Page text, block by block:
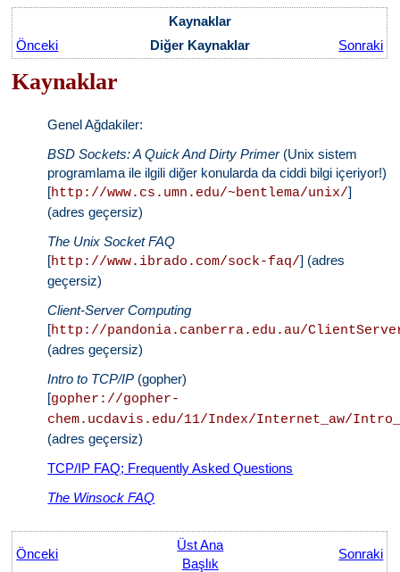
Kaynaklar
Önceki
Diğer Kaynaklar Sonraki
Kaynaklar
Genel Ağdakiler:
BSD Sockets: A Quick And Dirty Primer(Unix sistem
programlama ile ilgili diğer konularda da ciddi bilgi içeriyor!)
[http://www.cs.umn.edu/~bentlema/unix/]
(adres geçersiz)
The Unix Socket FAQ
[http://www.ibrado.com/sock-faq/] (adres
geçersiz)
Client-Server Computing
[http://pandonia.canberra.edu.au/
(adres geçersiz)
Intro to TCP/IP (gopher)
[gopher://gopher-
chem.ucdavis.edu/11/Index/Internet_aw/
(adres geçersiz)
TCP/IP FAQ; Frequently Asked Questions
The Winsock FAQ
Önceki
Üst Ana
Başlık
Sonraki